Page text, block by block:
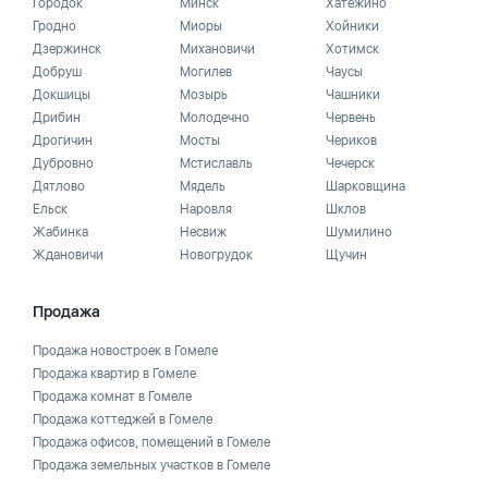
Городок
Гродно
Дзержинск
Добруш
Докшицы
Дрибин
Дрогичин
Дубровно
Дятлово
Ельск
Жабинка
Ждановичи
Минск
Миоры
Михановичи
Могилев
Мозырь
Молодечно
Мосты
Мстиславль
Мядель
Наровля
Несвиж
Новогрудок
Хатежино
Хойники
Хотимск
Чаусы
Чашники
Червень
Чериков
Чечерск
Шарковщина
Шклов
Шумилино
Щучин
Продажа
Продажа новостроек в Гомеле
Продажа квартир в Гомеле
Продажа комнат в Гомеле
Продажа коттеджей в Гомеле
Продажа офисов, помещений в Гомеле
Продажа земельных участков в Гомеле